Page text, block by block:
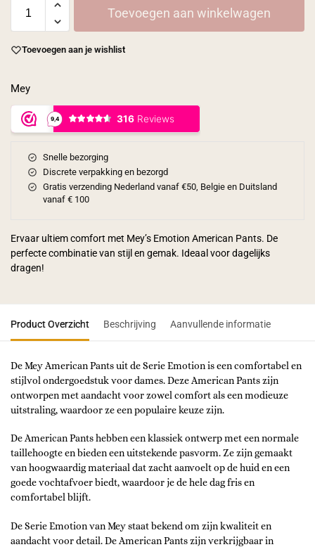
Toevoegen aan winkelwagen
Toevoegen aan je wishlist
Mey
Snelle bezorging
Discrete verpakking en bezorgd
Gratis verzending Nederland vanaf €50, Belgie en Duitsland
vanaf € 100
Ervaar ultiem comfort met Mey’s Emotion American Pants. De
perfecte combinatie van stijl en gemak. Ideaal voor dagelijks
dragen!
Product Overzicht Beschrijving Aanvullende informatie
De Mey American Pants uit de Serie Emotion is een comfortabel en
stijlvol ondergoedstuk voor dames. Deze American Pants zijn
ontworpen met aandacht voor zowel comfort als een modieuze
uitstraling, waardoor ze een populaire keuze zijn.
De American Pants hebben een klassiek ontwerp met een normale
taillehoogte en bieden een uitstekende pasvorm. Ze zijn gemaakt
van hoogwaardig materiaal dat zacht aanvoelt op de huid en een
goede vochtafvoer biedt, waardoor je de hele dag fris en
comfortabel blijft.
De Serie Emotion van Mey staat bekend om zijn kwaliteit en
aandacht voor detail. De American Pants zijn verkrijgbaar in